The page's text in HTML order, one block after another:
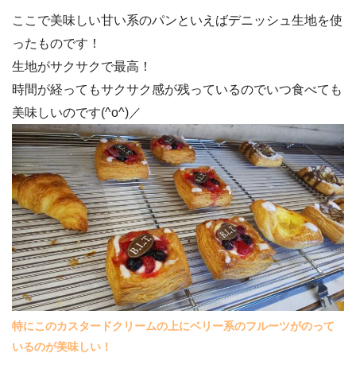
ここで美味しい甘い系のパンといえばデニッシュ生地を使
ったものです！
生地がサクサクで最高！
時間が経ってもサクサク感が残っているのでいつ食べても
美味しいのです(^o^)／
特にこのカスタードクリームの上にベリー系のフルーツがのって
いるのが美味しい！